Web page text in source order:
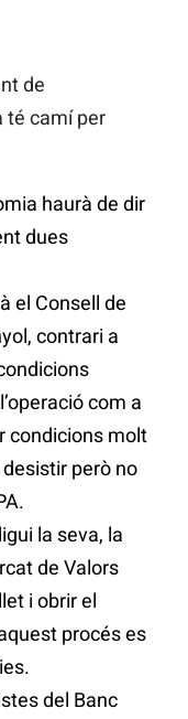
de
té camí per
haurà de dir
dues
el Consell de
contrari a
com a
condicions molt
però no
la seva, la
de Valors
i obrir el
procés es
del Banc